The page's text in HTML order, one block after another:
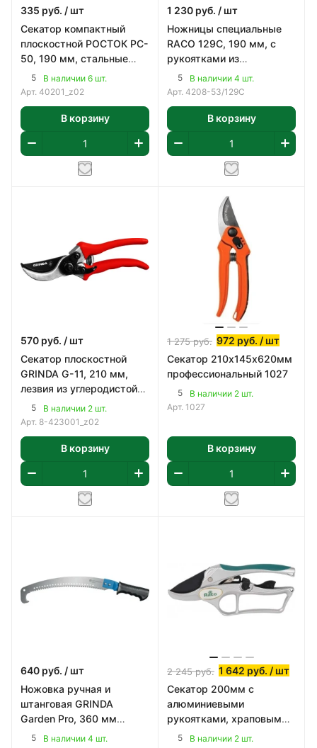
335 руб. / шт
Секатор компактный
плоскостной РОСТОК PC-
50, 190 мм, стальные
закалённые лезвия,
двухкомпонентные
5
В наличии 6 шт.
Арт. 40201_z02
В корзину
1 230 руб. / шт
Ножницы специальные
RACO 129C, 190 мм, с
рукоятками из
закалённой стали (4208-
53/129C)
5
В наличии 4 шт.
Арт. 4208-53/129C
В корзину
570 руб. / шт
Секатор плоскостной
GRINDA G-11, 210 мм,
лезвия из углеродистой
стали, закалены,
тефлоновое покрыти
5
В наличии 2 шт.
Арт. 8-423001_z02
В корзину
1 275руб. 972 руб. / шт
Секатор 210х145х620мм
профессиональный 1027
5
В наличии 2 шт.
Арт. 1027
В корзину
640 руб. / шт
Ножовка ручная и
штанговая GRINDA
Garden Pro, 360 мм
(42444)
5
В наличии 4 шт.
2 245руб. 1 642 руб. / шт
Секатор 200мм с
алюминиевыми
рукоятками, храповым
механизмом и эфесом,
5
В наличии 2 шт.